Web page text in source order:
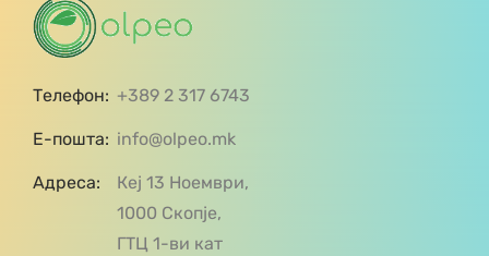
Телефон: +389 2 317 6743
Е-пошта: info@olpeo.mk
Адреса:
Кеј 13 Ноември,
1000 Скопје,
ГТЦ 1-ви кат